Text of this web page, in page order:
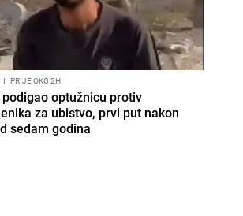
I PRIJE OKO 2H
optužnicu protiv
za ubistvo, prvi put nakon
sedam godina